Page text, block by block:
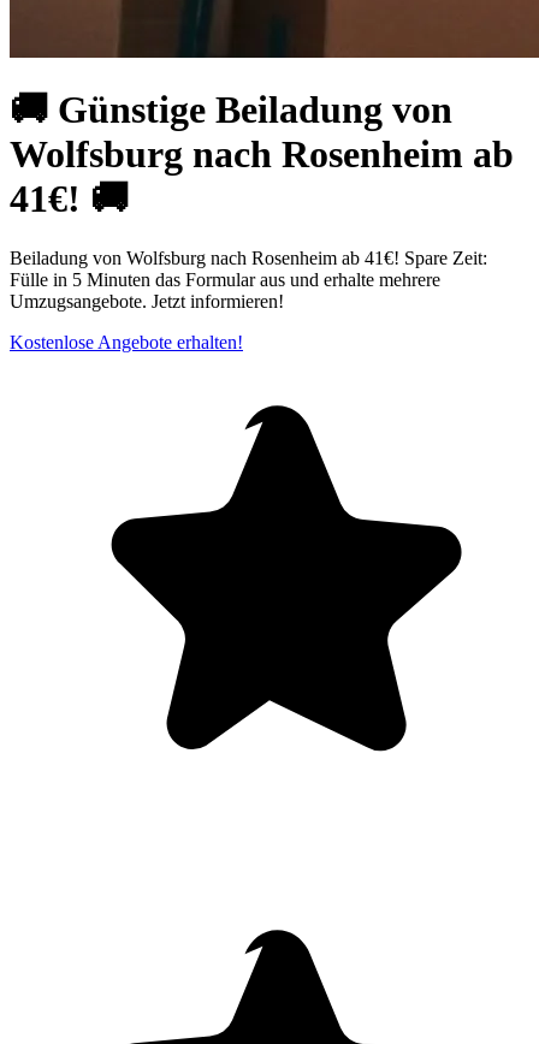
🚚 Günstige Beiladung von
Wolfsburg nach Rosenheim ab
41€! 🚚
Beiladung von Wolfsburg nach Rosenheim ab 41€! Spare Zeit:
Fülle in 5 Minuten das Formular aus und erhalte mehrere
Umzugsangebote. Jetzt informieren!
Kostenlose Angebote erhalten!